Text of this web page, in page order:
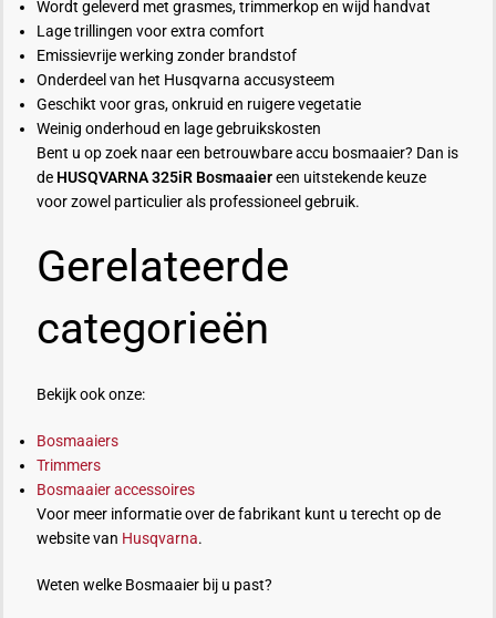
Wordt geleverd met grasmes, trimmerkop en wijd handvat
Lage trillingen voor extra comfort
Emissievrije werking zonder brandstof
Onderdeel van het Husqvarna accusysteem
Geschikt voor gras, onkruid en ruigere vegetatie
Weinig onderhoud en lage gebruikskosten
Bent u op zoek naar een betrouwbare accu bosmaaier? Dan is
de HUSQVARNA 325iR Bosmaaiereen uitstekende keuze
voor zowel particulier als professioneel gebruik.
Gerelateerde
categorieën
Bekijk ook onze:
Bosmaaiers
Trimmers
Bosmaaier accessoires
Voor meer informatie over de fabrikant kunt u terecht op de
website van Husqvarna.
Weten welke Bosmaaier bij u past?